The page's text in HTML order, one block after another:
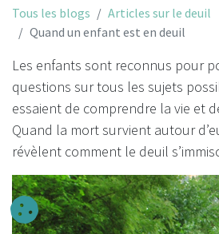
Tous les blogs
Articles sur le deuil
Quand un enfant est en deuil
Les enfants sont reconnus pour
questions sur tous les sujets
essaient de comprendre la vie et
Quand la mort survient autour
révèlent comment le deuil